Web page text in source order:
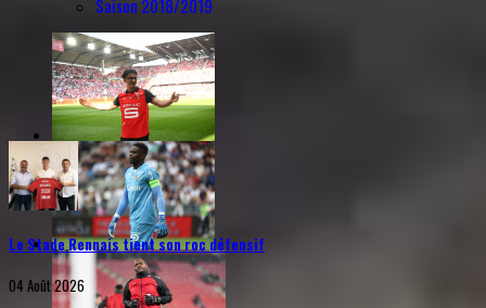
Saison 2018/2019
Le Stade Rennais tient son roc défensif
04 Août 2026